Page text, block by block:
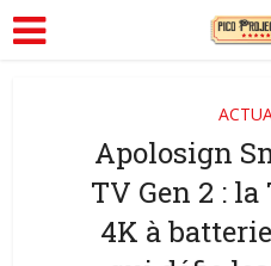
Apolosign
TV Gen 2 : la
4K à